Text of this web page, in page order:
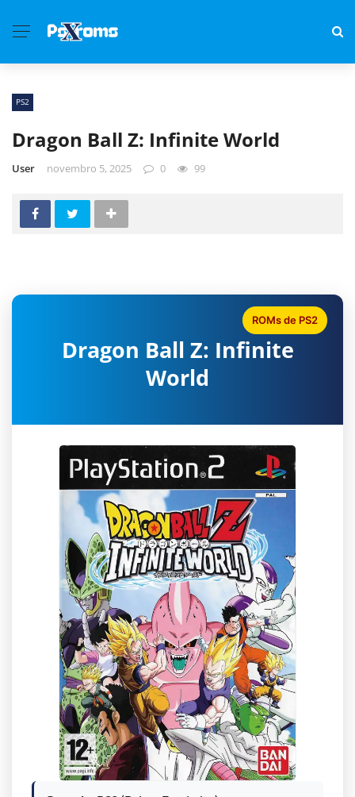
PS2
Dragon Ball Z: Infinite World
User novembro 5, 2025 0 99
Dragon Ball Z: Infinite
World
ROMs de PS2